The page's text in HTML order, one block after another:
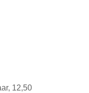
12,50